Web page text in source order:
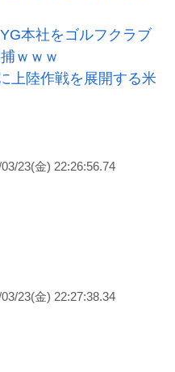
本社をゴルフクラブ
ｗｗｗ
上陸作戦を展開する米
23(金) 22:26:56.74
23(金) 22:27:38.34